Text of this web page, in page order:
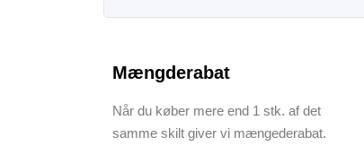
Mængderabat
Når du køber mere end 1 stk. af det
samme skilt giver vi mængederabat.